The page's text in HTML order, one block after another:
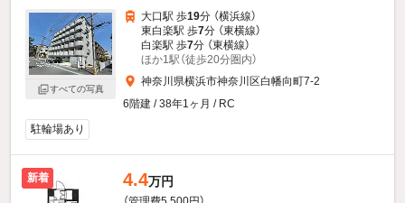
すべての写真
大口駅 歩19分 （横浜線）
東白楽駅 歩7分 （東横線）
白楽駅 歩7分 （東横線）
ほか1駅（徒歩20分圏内）
神奈川県横浜市神奈川区白幡向町7-2
6階建 / 38年1ヶ月 / RC
駐輪場あり
新着 4.4万円